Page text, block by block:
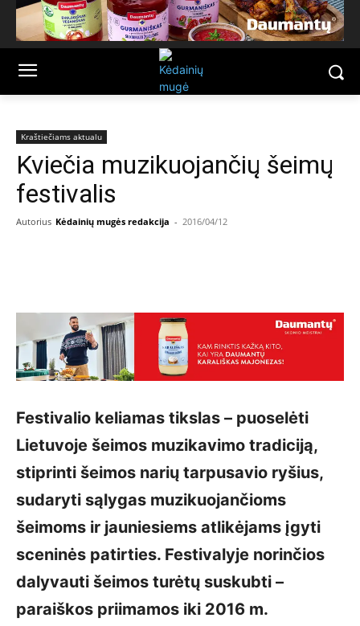
Kraštiečiams aktualu
Kviečia muzikuojančių šeimų
festivalis
Autorius Kėdainių mugės redakcija - 2016/04/12
Festivalio keliamas tikslas – puoselėti
Lietuvoje šeimos muzikavimo tradiciją,
stiprinti šeimos narių tarpusavio ryšius,
sudaryti sąlygas muzikuojančioms
šeimoms ir jauniesiems atlikėjams įgyti
sceninės patirties. Festivalyje norinčios
dalyvauti šeimos turėtų suskubti –
paraiškos priimamos iki 2016 m.